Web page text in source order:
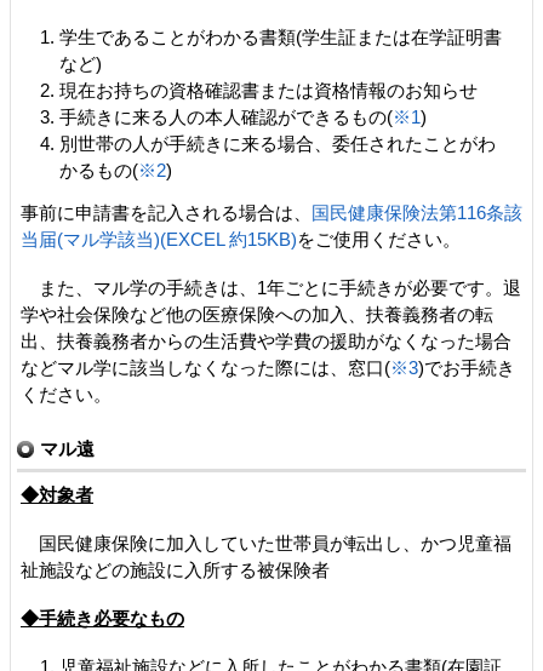
学生であることがわかる書類(学生証または在学証明書
など)
現在お持ちの資格確認書または資格情報のお知らせ
手続きに来る人の本人確認ができるもの(※1)
別世帯の人が手続きに来る場合、委任されたことがわ
かるもの(※2)
事前に申請書を記入される場合は、 国民健康保険法第116条該
当届(マル学該当)(EXCEL 約15KB)をご使用ください。
また、マル学の手続きは、1年ごとに手続きが必要です。退
学や社会保険など他の医療保険への加入、扶養義務者の転
出、扶養義務者からの生活費や学費の援助がなくなった場合
などマル学に該当しなくなった際には、窓口(※3)でお手続き
ください。
マル遠
◆対象者
国民健康保険に加入していた世帯員が転出し、かつ児童福
祉施設などの施設に入所する被保険者
◆手続き必要なもの
児童福祉施設などに入所したことがわかる書類(在園証